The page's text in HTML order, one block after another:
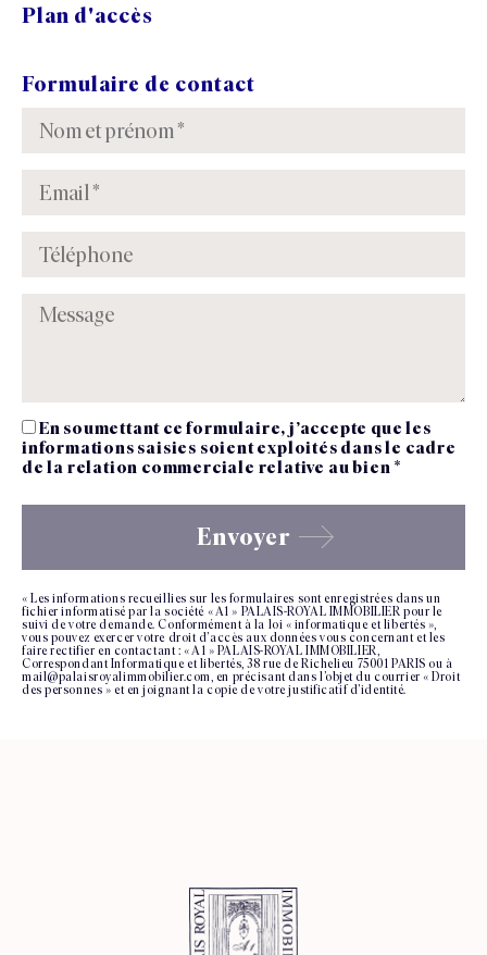
Plan d'accès
Formulaire de contact
En soumettant ce formulaire, j’accepte que les
informations saisies soient exploités dans le cadre
de la relation commerciale relative au bien *
Envoyer
« Les informations recueillies sur les formulaires sont enregistrées dans un
fichier informatisé par la société « A1 » PALAIS-ROYAL IMMOBILIER pour le
suivi de votre demande. Conformément à la loi « informatique et libertés »,
vous pouvez exercer votre droit d’accès aux données vous concernant et les
faire rectifier en contactant : « A1 » PALAIS-ROYAL IMMOBILIER,
Correspondant Informatique et libertés, 38 rue de Richelieu 75001 PARIS ou à
mail@palaisroyalimmobilier.com, en précisant dans l’objet du courrier « Droit
des personnes » et en joignant la copie de votre justificatif d’identité.